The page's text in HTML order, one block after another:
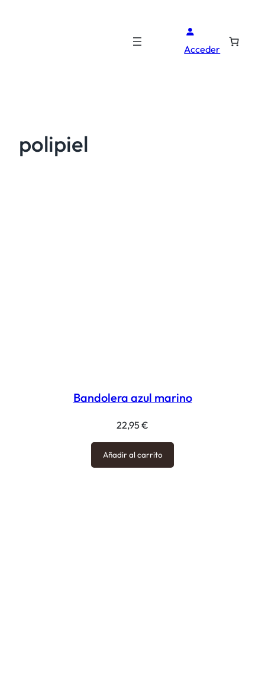
Acceder
polipiel
Bandolera azul marino
22,95€
Añadir al carrito